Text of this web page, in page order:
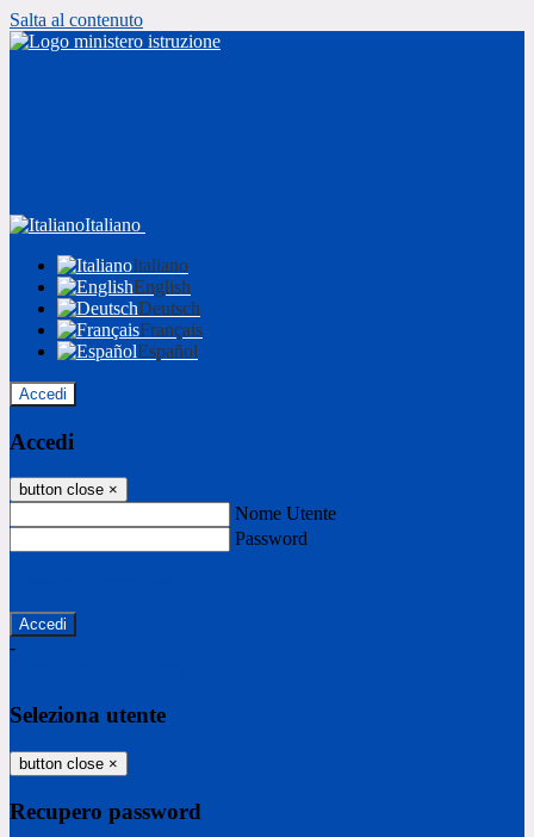
Salta al contenuto
Italiano
Italiano
English
Deutsch
Français
Español
Accedi
Accedi
button close ×
Nome Utente
Password
-
Seleziona utente
button close ×
Recupero password